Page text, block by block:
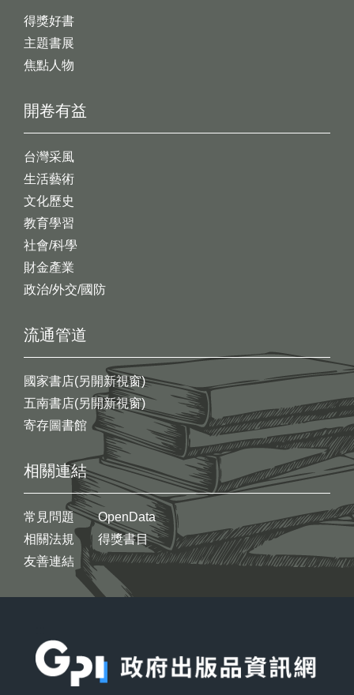
開卷有益
台灣采風
生活藝術
文化歷史
教育學習
社會/科學
財金產業
政治/外交/國防
得獎好書
主題書展
焦點人物
流通管道
國家書店(另開新視窗)
五南書店(另開新視窗)
寄存圖書館
相關連結
常見問題
相關法規
友善連結
OpenData
得獎書目